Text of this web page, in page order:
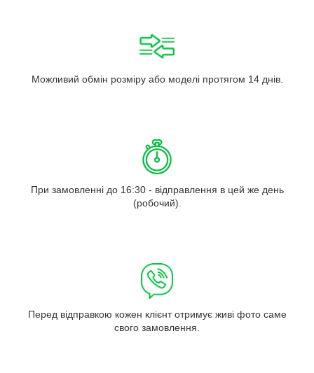
Можливий обмін розміру або моделі протягом 14 днів.
При замовленні до 16:30 - відправлення в цей же день
(робочий).
Перед відправкою кожен клієнт отримує живі фото саме
свого замовлення.